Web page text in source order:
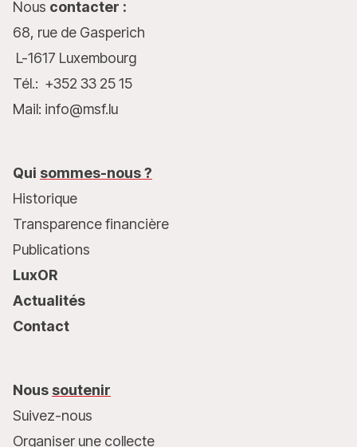
Nous contacter :
68, rue de Gasperich
L-1617 Luxembourg
Tél.: +352 33 25 15
Mail: info@msf.lu
Qui sommes-nous ?
Historique
Transparence financière
Publications
LuxOR
Actualités
Contact
Nous soutenir
Suivez-nous
Organiser une collecte